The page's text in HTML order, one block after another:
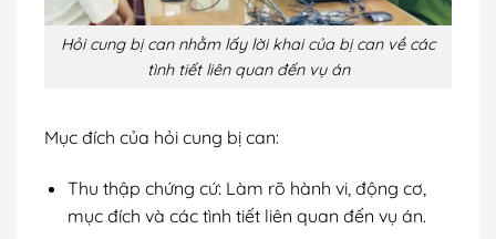
Hỏi cung bị can nhằm lấy lời khai của bị can về các
tình tiết liên quan đến vụ án
Mục đích của hỏi cung bị can:
Thu thập chứng cứ: Làm rõ hành vi, động cơ,
mục đích và các tình tiết liên quan đến vụ án.